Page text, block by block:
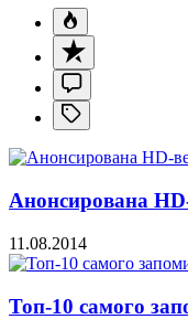
Анонсирована
11.08.2014
Топ-10 самого